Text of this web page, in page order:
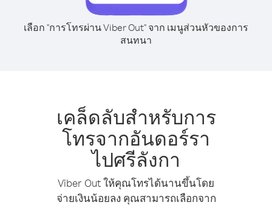
เลือก "การโทรผ่าน Viber Out" จาก เมนูส่วนหัวของการ
สนทนา
เคล็ดลับสำหรับการ
โทรจากอันดอร์รา
ไปศรีลังกา
Viber Out ให้คุณโทรได้นานขึ้นโดย
จ่ายเงินน้อยลง คุณสามารถเลือกจาก